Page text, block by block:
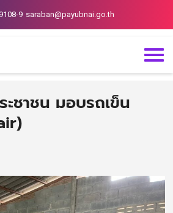
9 saraban@payubnai.go.th
ะชาชน มอบรถเข็น